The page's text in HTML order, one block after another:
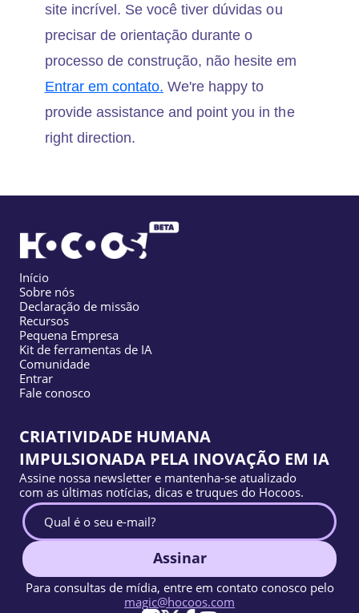
site incrível. Se você tiver dúvidas ou
precisar de orientação durante o
processo de construção, não hesite em
Entrar em contato. We're happy to
provide assistance and point you in the
right direction.
Início
Sobre nós
Declaração de missão
Recursos
Pequena Empresa
Kit de ferramentas de IA
Comunidade
Entrar
Fale conosco
CRIATIVIDADE HUMANA
IMPULSIONADA PELA INOVAÇÃO EM IA
Assine nossa newsletter e mantenha-se atualizado
com as últimas notícias, dicas e truques do Hocoos.
Assinar
Para consultas de mídia, entre em contato conosco pelo
magic@hocoos.com